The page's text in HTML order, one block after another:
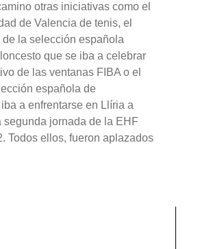
otras iniciativas como el
de Valencia de tenis, el
la selección española
que se iba a celebrar
de las ventanas FIBA o el
española de
a enfrentarse en Llíria a
segunda jornada de la EHF
Todos ellos, fueron aplazados